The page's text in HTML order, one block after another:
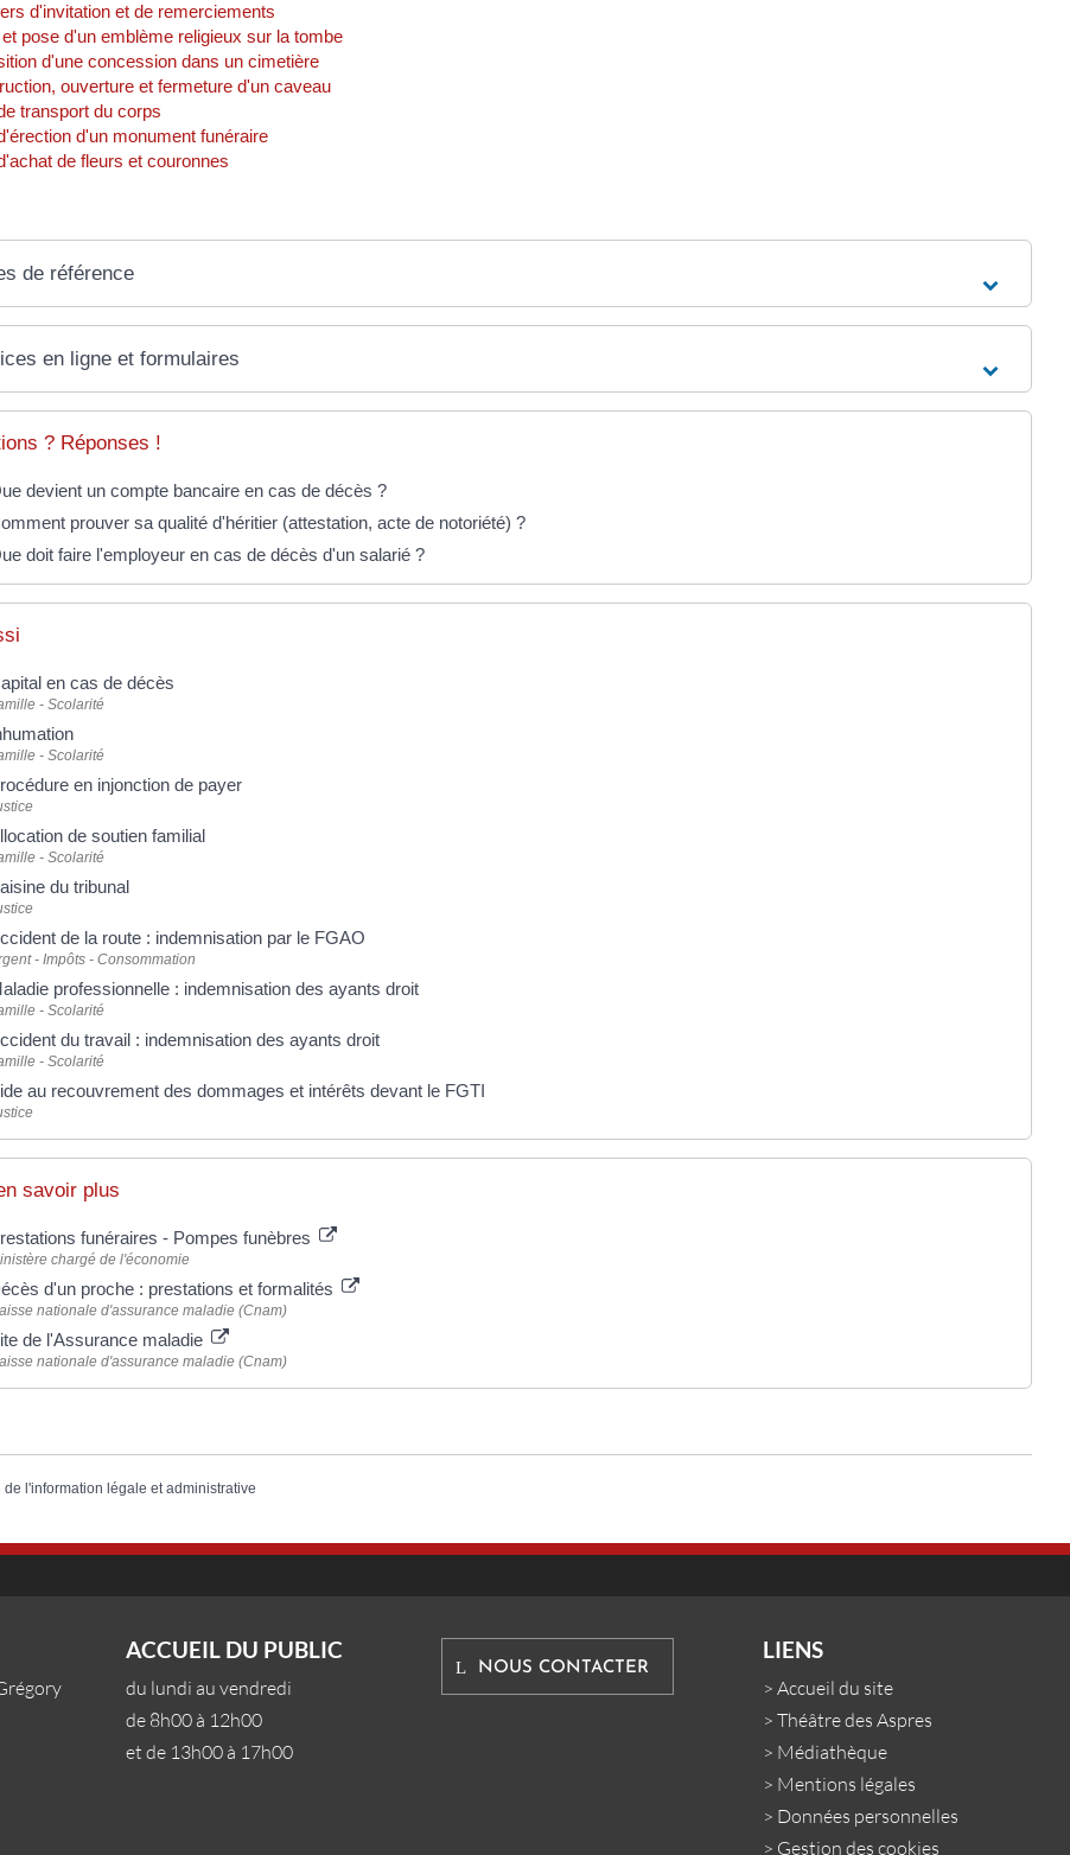
d'invitation et de remerciements
pose d'un emblème religieux sur la tombe
d'une concession dans un cimetière
ouverture et fermeture d'un caveau
transport du corps
d'un monument funéraire
de fleurs et couronnes
de référence
en ligne et formulaires
? Réponses !
devient un compte bancaire en cas de décès ?
prouver sa qualité d'héritier (attestation, acte de notoriété) ?
doit faire l'employeur en cas de décès d'un salarié ?
en cas de décès
- Scolarité
- Scolarité
en injonction de payer
de soutien familial
- Scolarité
du tribunal
de la route : indemnisation par le FGAO
- Impôts - Consommation
professionnelle : indemnisation des ayants droit
- Scolarité
du travail : indemnisation des ayants droit
- Scolarité
au recouvrement des dommages et intérêts devant le FGTI
savoir plus
funéraires - Pompes funèbres
chargé de l'économie
d'un proche : prestations et formalités
nationale d'assurance maladie (Cnam)
de l'Assurance maladie
nationale d'assurance maladie (Cnam)
de l'information légale et administrative
ACCUEIL DU PUBLIC
du lundi au vendredi
de 8h00 à 12h00
et de 13h00 à 17h00
NOUS CONTACTER
LIENS
>Accueil du site
>Théâtre des Aspres
> Médiathèque
> Mentions légales
> Données personnelles
> Gestion des cookies